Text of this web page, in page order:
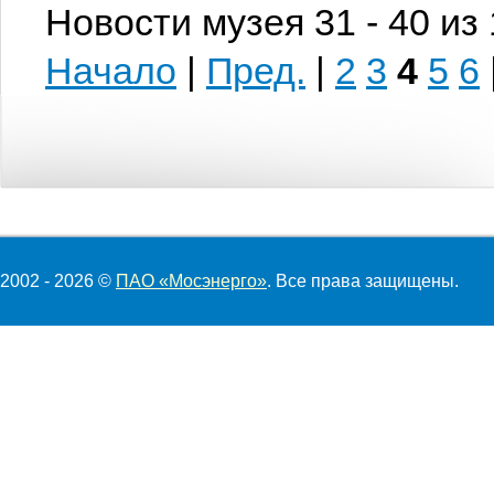
Новости музея 31 - 40 из
Начало | Пред. | 2 3 4 5 6
2002 - 2026 © ПАО «Мосэнерго». Все права защищены.